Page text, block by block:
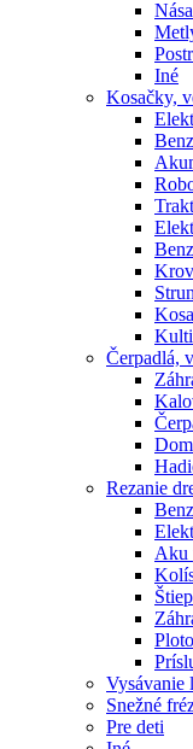
Iné
Kosačky,
Čerpadlá,
Rezanie
Aku
Vysávanie
Snežné
Pre deti